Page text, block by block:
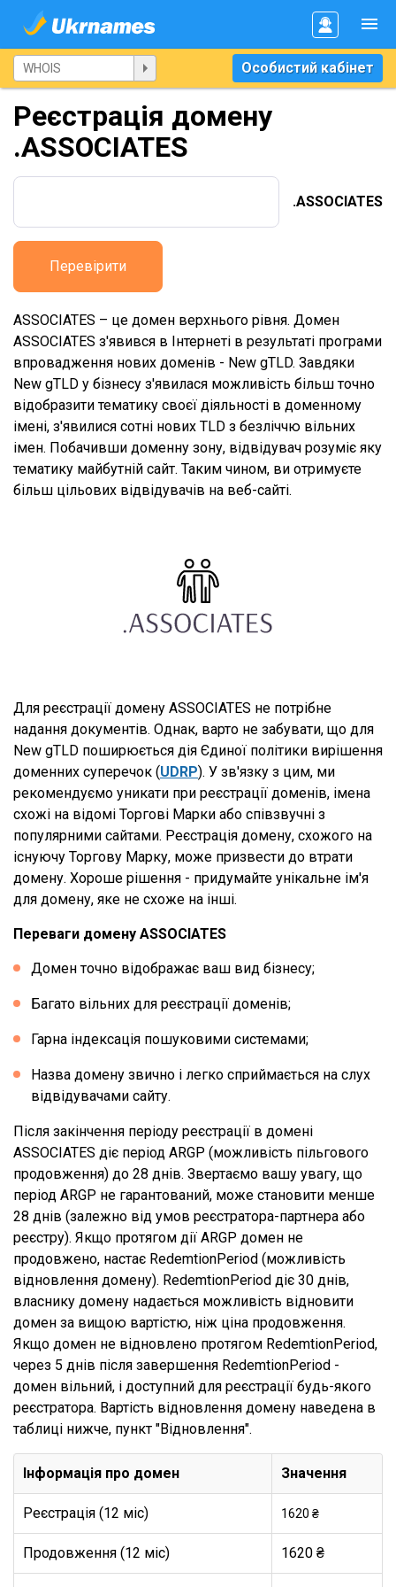
Особистий кабінет
Реєстрація домену
.ASSOCIATES
.ASSOCIATES
Перевірити
ASSOCIATES – це домен верхнього рівня. Домен
ASSOCIATES з'явився в Інтернеті в результаті програми
впровадження нових доменів - New gTLD. Завдяки
New gTLD у бізнесу з'явилася можливість більш точно
відобразити тематику своєї діяльності в доменному
імені, з'явилися сотні нових TLD з безліччю вільних
імен. Побачивши доменну зону, відвідувач розуміє яку
тематику майбутній сайт. Таким чином, ви отримуєте
більш цільових відвідувачів на веб-сайті.
Для реєстрації домену ASSOCIATES не потрібне
надання документів. Однак, варто не забувати, що для
New gTLD поширюється дія Єдиної політики вирішення
доменних суперечок (UDRP). У зв'язку з цим, ми
рекомендуємо уникати при реєстрації доменів, імена
схожі на відомі Торгові Марки або співзвучні з
популярними сайтами. Реєстрація домену, схожого на
існуючу Торгову Марку, може призвести до втрати
домену. Хороше рішення - придумайте унікальне ім'я
для домену, яке не схоже на інші.
Переваги домену ASSOCIATES
Домен точно відображає ваш вид бізнесу;
Багато вільних для реєстрації доменів;
Гарна індексація пошуковими системами;
Назва домену звично і легко сприймається на слух
відвідувачами сайту.
Після закінчення періоду реєстрації в домені
ASSOCIATES діє період ARGP (можливість пільгового
продовження) до 28 днів. Звертаємо вашу увагу, що
період ARGP не гарантований, може становити менше
28 днів (залежно від умов реєстратора-партнера або
реєстру). Якщо протягом дії ARGP домен не
продовжено, настає RedemtionPeriod (можливість
відновлення домену). RedemtionPeriod діє 30 днів,
власнику домену надається можливість відновити
домен за вищою вартістю, ніж ціна продовження.
Якщо домен не відновлено протягом RedemtionPeriod,
через 5 днів після завершення RedemtionPeriod -
домен вільний, і доступний для реєстрації будь-якого
реєстратора. Вартість відновлення домену наведена в
таблиці нижче, пункт "Відновлення".
Інформація про домен Значення
Реєстрація (12 міс) 1620 ₴
Продовження (12 міс) 1620 ₴